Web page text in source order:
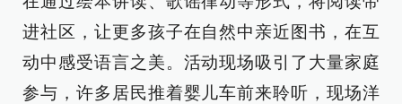
进社区，让更多孩子在自然中亲近图书，在互
动中感受语言之美。活动现场吸引了大量家庭
参与，许多居民推着婴儿车前来聆听，现场洋